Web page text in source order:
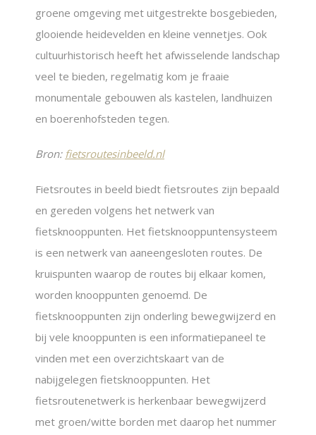
groene omgeving met uitgestrekte bosgebieden,
glooiende heidevelden en kleine vennetjes. Ook
cultuurhistorisch heeft het afwisselende landschap
veel te bieden, regelmatig kom je fraaie
monumentale gebouwen als kastelen, landhuizen
en boerenhofsteden tegen.
Bron: fietsroutesinbeeld.nl
Fietsroutes in beeld biedt fietsroutes zijn bepaald
en gereden volgens het netwerk van
fietsknooppunten. Het fietsknooppuntensysteem
is een netwerk van aaneengesloten routes. De
kruispunten waarop de routes bij elkaar komen,
worden knooppunten genoemd. De
fietsknooppunten zijn onderling bewegwijzerd en
bij vele knooppunten is een informatiepaneel te
vinden met een overzichtskaart van de
nabijgelegen fietsknooppunten. Het
fietsroutenetwerk is herkenbaar bewegwijzerd
met groen/witte borden met daarop het nummer